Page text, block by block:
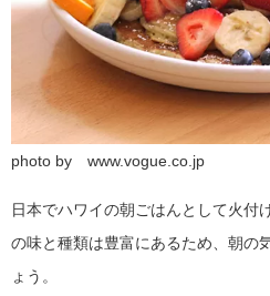
photo by www.vogue.co.jp
日本でハワイの朝ごはんとして火付
の味と種類は豊富にあるため、朝の
ょう。